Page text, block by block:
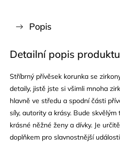
Popis
Detailní popis produktu
Stříbrný přívěsek korunka se
detaily, jistě jste si všimli mnoha
hlavně ve středu a spodní části
síly, autority a krásy. Bude
krásné něžné ženy a dívky. Je
doplňkem pro slavnostnější